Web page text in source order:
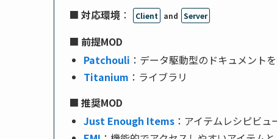
■ 対応環境 ： Client and Server
■ 前提MOD
Patchouli ：データ駆動型のドキュメント
Titanium ：ライブラリ
■ 推奨MOD
Just Enough Items ：アイテムレシピビュ